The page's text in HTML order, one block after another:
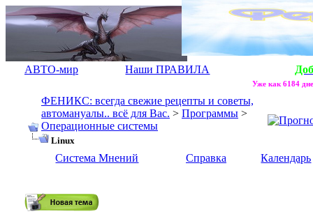
АВТО-мир Наши ПРАВИЛА
Уже как 6184
ФЕНИКС: всегда свежие рецепты и советы,
автомануалы.. всё для Вас. > Программы >
Операционные системы
Linux
Система Мнений Справка Календарь